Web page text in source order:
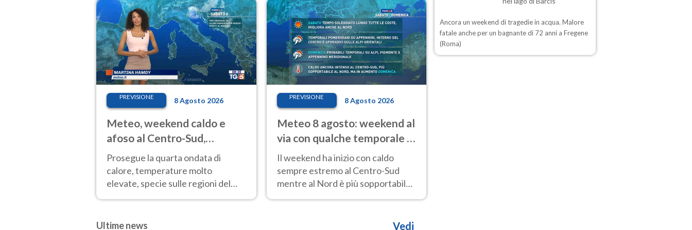
weekend di Ferragosto
intensificazione prossima
settimana
PREVISIONE 8 Agosto 2026
Meteo, weekend caldo e
afoso al Centro-Sud,
temporali sui rilievi
Prosegue la quarta ondata di
calore, temperature molto
elevate, specie sulle regioni del
PREVISIONE 8 Agosto 2026
Meteo 8 agosto: weekend al
via con qualche temporale e
caldo estremo al Centro-Sud
Il weekend ha inizio con caldo
sempre estremo al Centro-Sud
mentre al Nord è più sopportabile
Ultime news
Vedi
Ancora un weekend di tragedie in acqua. Malore
fatale anche per un bagnante di 72 anni a Fregene
(Roma)